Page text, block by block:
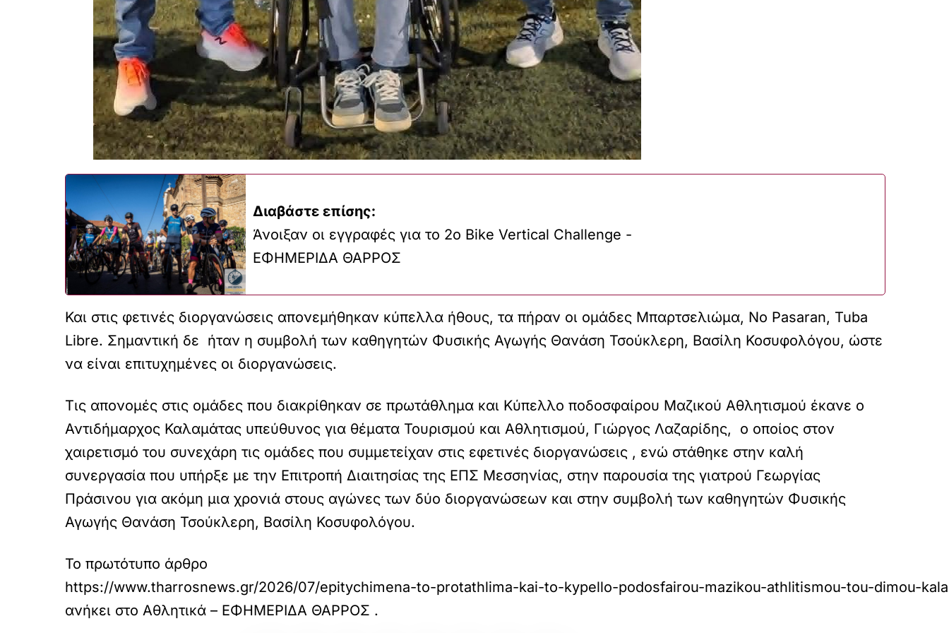
Διαβάστε επίσης:
Άνοιξαν οι εγγραφές για το 2ο Bike Vertical Challenge -
ΕΦΗΜΕΡΙΔΑ ΘΑΡΡΟΣ
Και στις φετινές διοργανώσεις απονεμήθηκαν κύπελλα ήθους, τα πήραν οι ομάδες Μπαρτσελιώμα, Νο Pasaran, Tuba
Libre. Σημαντική δε ήταν η συμβολή των καθηγητών Φυσικής Αγωγής Θανάση Τσούκλερη, Βασίλη Κοσυφολόγου, ώστε
να είναι επιτυχημένες οι διοργανώσεις.
Tις απονομές στις ομάδες που διακρίθηκαν σε πρωτάθλημα και Κύπελλο ποδοσφαίρου Μαζικού Αθλητισμού έκανε ο
Αντιδήμαρχος Καλαμάτας υπεύθυνος για θέματα Τουρισμού και Αθλητισμού, Γιώργος Λαζαρίδης, ο οποίος στον
χαιρετισμό του συνεχάρη τις ομάδες που συμμετείχαν στις εφετινές διοργανώσεις , ενώ στάθηκε στην καλή
συνεργασία που υπήρξε με την Επιτροπή Διαιτησίας της ΕΠΣ Μεσσηνίας, στην παρουσία της γιατρού Γεωργίας
Πράσινου για ακόμη μια χρονιά στους αγώνες των δύο διοργανώσεων και στην συμβολή των καθηγητών Φυσικής
Αγωγής Θανάση Τσούκλερη, Βασίλη Κοσυφολόγου.
Το πρωτότυπο άρθρο
https://www.tharrosnews.gr/2026/07/epitychimena-to-protathlima-kai-to-kypello-podosfairou-mazikou-athlitismou-tou-dimou-
ανήκει στο Αθλητικά – ΕΦΗΜΕΡΙΔΑ ΘΑΡΡΟΣ .